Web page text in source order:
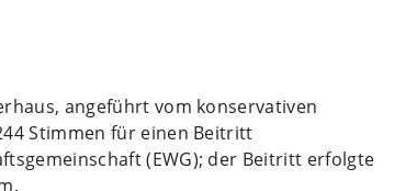
angeführt vom konservativen
Stimmen für einen Beitritt
(EWG); der Beitritt erfolgte